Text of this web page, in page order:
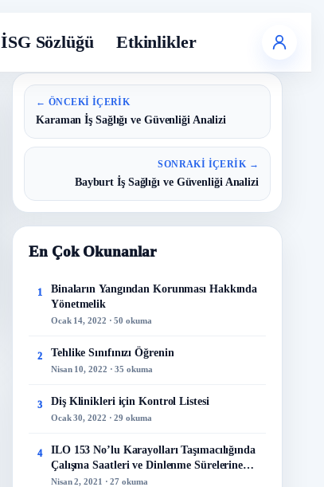
İSG Sözlüğü Etkinlikler
← ÖNCEKI İÇERIK
Karaman İş Sağlığı ve Güvenliği Analizi
SONRAKI İÇERIK →
Bayburt İş Sağlığı ve Güvenliği Analizi
En Çok Okunanlar
1
Binaların Yangından Korunması Hakkında
Yönetmelik
Ocak 14, 2022 · 50 okuma
2 Tehlike Sınıfınızı Öğrenin
Nisan 10, 2022 · 35 okuma
3 Diş Klinikleri için Kontrol Listesi
Ocak 30, 2022 · 29 okuma
4
ILO 153 No’lu Karayolları Taşımacılığında
Çalışma Saatleri ve Dinlenme Sürelerine
İlişkin Sözleşme
Nisan 2, 2021 · 27 okuma